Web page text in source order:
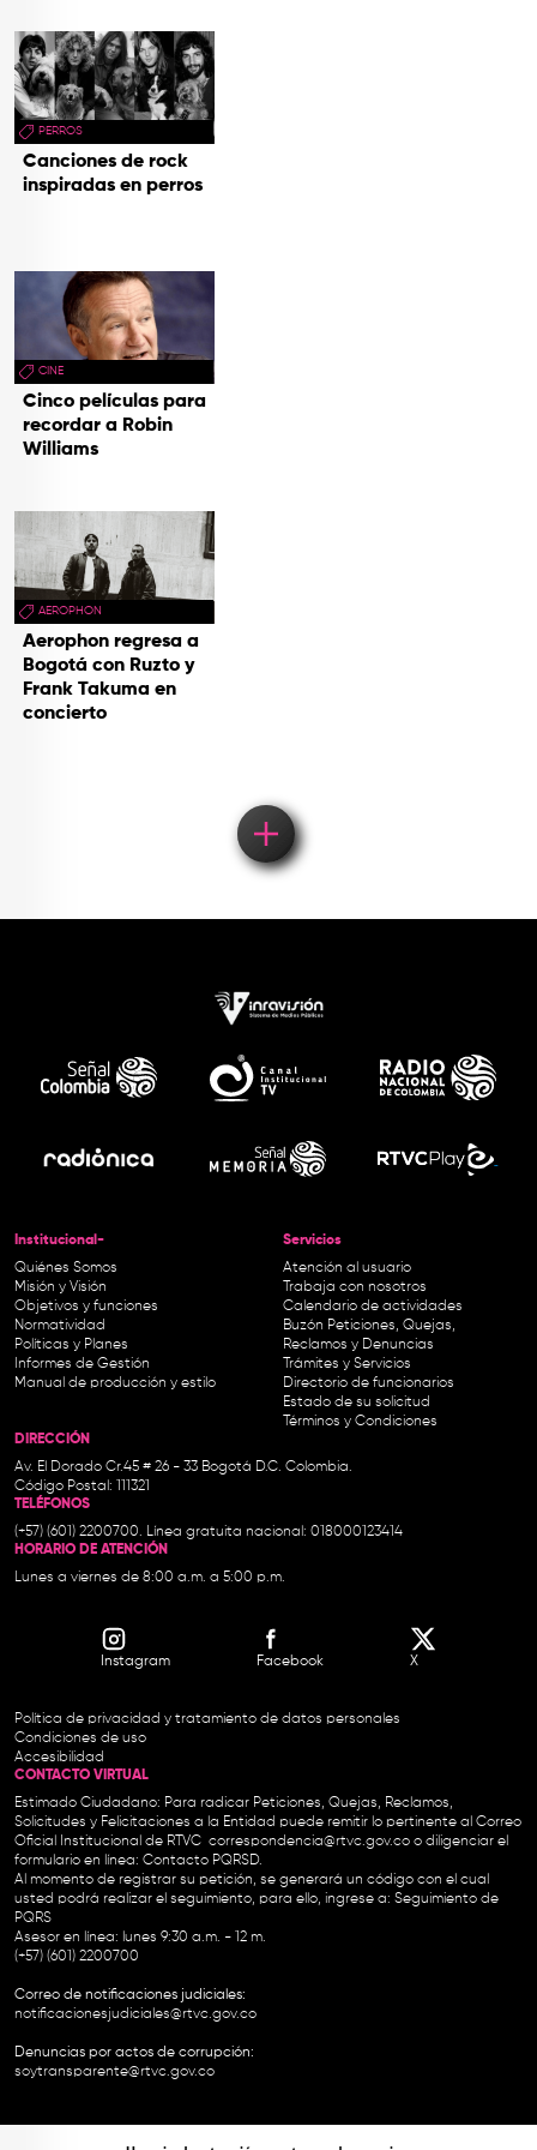
PERROS
Canciones de rock
inspiradas en perros
CINE
Cinco películas para
recordar a Robin
Williams
AEROPHON
Aerophon regresa a
Bogotá con Ruzto y
Frank Takuma en
concierto
Institucional-
Quiénes Somos
Misión y Visión
Objetivos y funciones
Normatividad
Políticas y Planes
Informes de Gestión
Manual de producción y estilo
Servicios
Atención al usuario
Trabaja con nosotros
Calendario de actividades
Buzón Peticiones, Quejas,
Reclamos y Denuncias
Trámites y Servicios
Directorio de funcionarios
Estado de su solicitud
Términos y Condiciones
DIRECCIÓN
Av. El Dorado Cr.45 # 26 - 33 Bogotá D.C. Colombia.
Código Postal: 111321
TELÉFONOS
(+57) (601) 2200700. Línea gratuita nacional: 018000123414
HORARIO DE ATENCIÓN
Lunes a viernes de 8:00 a.m. a 5:00 p.m.
Instagram Facebook X
Política de privacidad y tratamiento de datos personales
Condiciones de uso
Accesibilidad
CONTACTO VIRTUAL
Estimado Ciudadano: Para radicar Peticiones, Quejas, Reclamos,
Solicitudes y Felicitaciones a la Entidad puede remitir lo pertinente al Correo
Oficial Institucional de RTVC correspondencia@rtvc.gov.co o diligenciar el
formulario en línea: Contacto PQRSD.
Al momento de registrar su petición, se generará un código con el cual
usted podrá realizar el seguimiento, para ello, ingrese a: Seguimiento de
PQRS
Asesor en línea: lunes 9:30 a.m. - 12 m.
(+57) (601) 2200700
Correo de notificaciones judiciales:
notificacionesjudiciales@rtvc.gov.co
Denuncias por actos de corrupción:
soytransparente@rtvc.gov.co